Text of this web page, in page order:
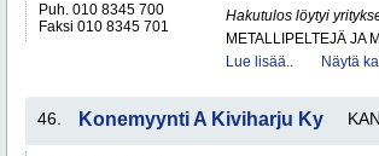
Puh. 010 8345 700
Faksi 010 8345 701
Hakutulos löytyi
METALLIPELTEJÄ JA
Lue lisää..
Näytä
46. Konemyynti A Kiviharju Ky